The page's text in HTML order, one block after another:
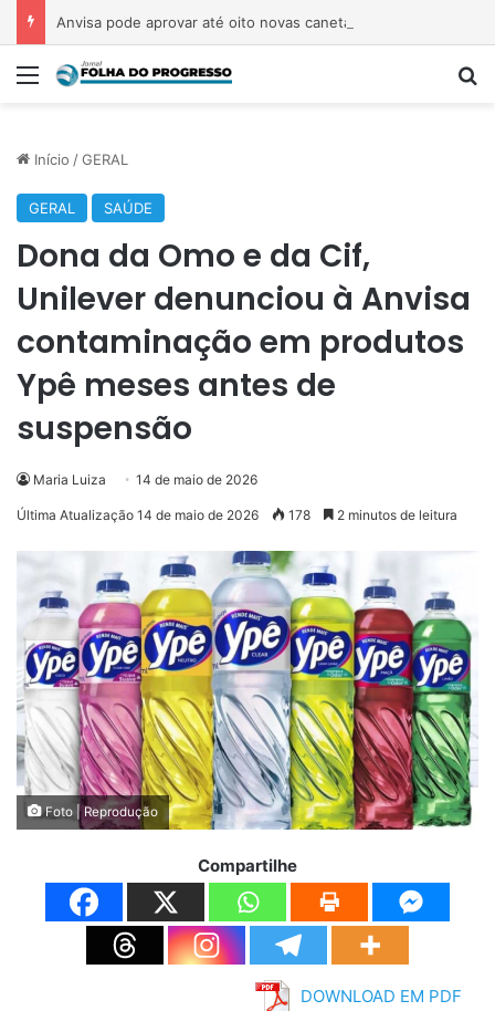
Menu
Início /GERAL
GERAL SAÚDE
Dona da Omo e da Cif,
Unilever denunciou à Anvisa
contaminação em produtos
Ypê meses antes de
suspensão
Maria Luiza 14 de maio de 2026
Última Atualização 14 de maio de 2026 178 2 minutos de leitura
Foto | Reprodução
Compartilhe
DOWNLOAD EM PDF